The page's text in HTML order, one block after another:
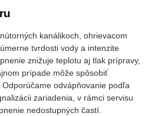
kanálikoch, ohrievacom
tvrdosti vody a intenzite
znižuje teplotu aj tlak prípravy,
prípade môže spôsobiť
odvápňovanie podľa
zariadenia, v rámci servisu
nedostupných častí.